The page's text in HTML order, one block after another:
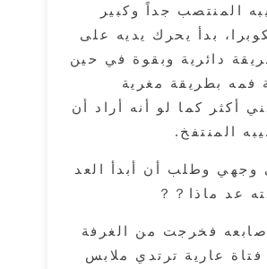
جداً وكبير
بدأ يحرك يديه على
وبقوة في حين
مغرية
كما لو أنه أراد أن
وطلب أن أبدأ العد
？？
من الغرفة
ترتدي ملابس